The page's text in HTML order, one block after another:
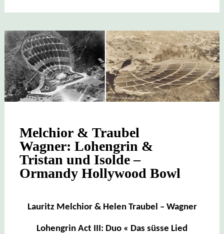
Melchior & Traubel
Wagner: Lohengrin &
Tristan und Isolde –
Ormandy Hollywood Bowl
Lauritz Melchior & Helen Traubel – Wagner
Lohengrin Act III: Duo « Das süsse Lied